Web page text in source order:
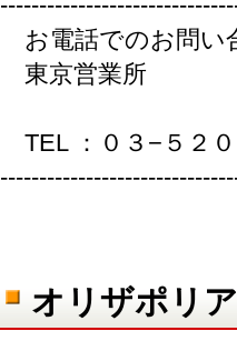
お電話でのお問い
東京営業所
TEL ：０３−５２
オリザポリ